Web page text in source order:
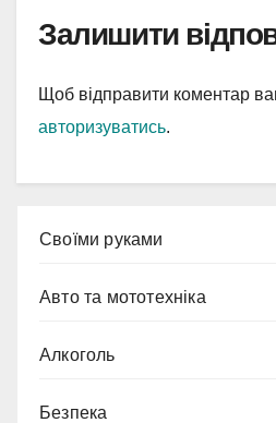
Залишити
Щоб відправити коментар
авторизуватись.
Cвоїми руками
Авто та мототехніка
Алкоголь
Безпека